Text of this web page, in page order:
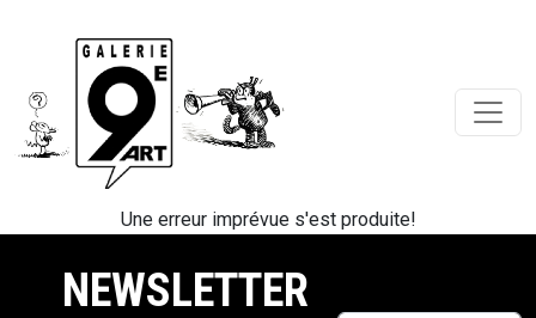
Une erreur imprévue s'est produite!
NEWSLETTER